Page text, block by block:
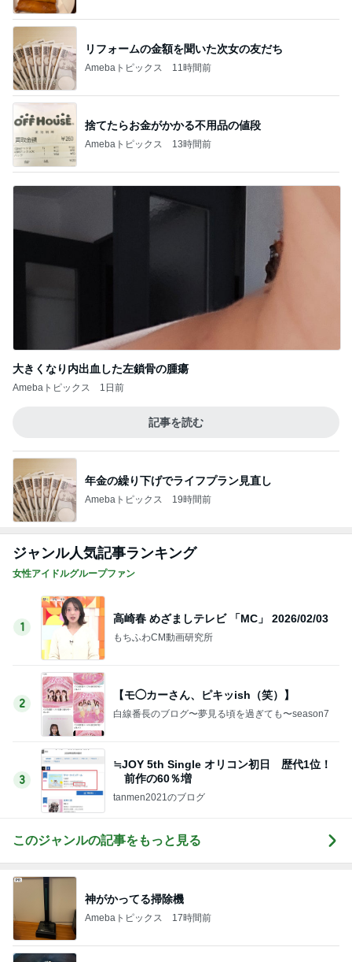
リフォームの金額を聞いた次女の友だち
Amebaトピックス 11時間前
捨てたらお金がかかる不用品の値段
Amebaトピックス 13時間前
大きくなり内出血した左鎖骨の腫瘍
Amebaトピックス 1日前
記事を読む
年金の繰り下げでライフプラン見直し
Amebaトピックス 19時間前
ジャンル人気記事ランキング
女性アイドルグループファン
1
高崎春 めざましテレビ 「MC」 2026/02/03
もちふわCM動画研究所
2
【モ◯カーさん、ピキッish（笑）】
白線番長のブログ〜夢見る頃を過ぎても〜season7
3
≒JOY 5th Single オリコン初日 歴代1位！
前作の60％増
tanmen2021のブログ
このジャンルの記事をもっと見る
神がかってる掃除機
Amebaトピックス 17時間前